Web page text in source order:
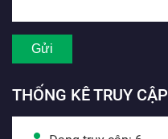
THỐNG KÊ TRUY CẬP